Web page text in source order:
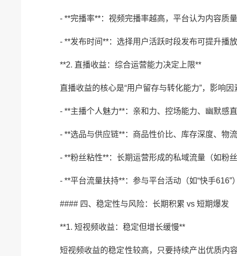
- **完播率**：视频完播率越高，平台认为内容质
- **发布时间**：选择用户活跃时段发布可提升播放
**2. 直播收益：综合运营能力决定上限**
直播收益的核心是“用户留存与转化能力”，影响因
- **主播个人魅力**：亲和力、控场能力、幽默感
- **选品与供应链**：商品性价比、库存深度、物
- **粉丝粘性**：长期运营形成的私域流量（如粉
- **平台流量扶持**：参与平台活动（如“快手616”
#### 四、稳定性与风险：长期积累 vs 短期爆发
**1. 短视频收益：稳定但增长缓慢**
短视频收益的稳定性较高，只要持续产出优质内